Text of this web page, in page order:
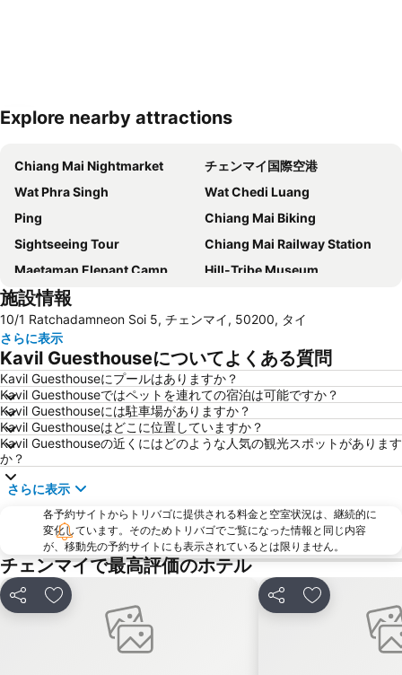
Explore nearby attractions
Chiang Mai Nightmarket
チェンマイ国際空港
Wat Phra Singh
Wat Chedi Luang
Ping
Chiang Mai Biking
Sightseeing Tour
Chiang Mai Railway Station
Maetaman Elepant Camp
Hill-Tribe Museum
Chiang Mai Zoo
Elephant Nature Park
施設情報
10/1 Ratchadamneon Soi 5, チェンマイ, 50200, タイ
さらに表示
Kavil Guesthouseについてよくある質問
Kavil Guesthouseにプールはありますか？
Kavil Guesthouseではペットを連れての宿泊は可能ですか？
Kavil Guesthouseには駐車場がありますか？
Kavil Guesthouseはどこに位置していますか？
Kavil Guesthouseの近くにはどのような人気の観光スポットがあります
か？
さらに表示
各予約サイトからトリバゴに提供される料金と空室状況は、継続的に
変化しています。そのためトリバゴでご覧になった情報と同じ内容
が、移動先の予約サイトにも表示されているとは限りません。
チェンマイで最高評価のホテル
シェア お気に入りに追加 シェア お気に入りに